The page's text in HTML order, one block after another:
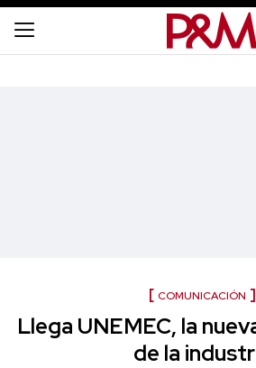
COMUNICACIÓN
Llega UNEMEC, la
de la